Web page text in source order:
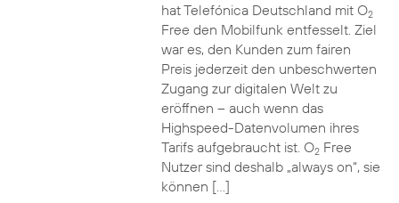
hat Telefónica Deutschland mit O2
Free den Mobilfunk entfesselt. Ziel
war es, den Kunden zum fairen
Preis jederzeit den unbeschwerten
Zugang zur digitalen Welt zu
eröffnen – auch wenn das
Highspeed-Datenvolumen ihres
Tarifs aufgebraucht ist. O2Free
Nutzer sind deshalb „always on“, sie
können […]